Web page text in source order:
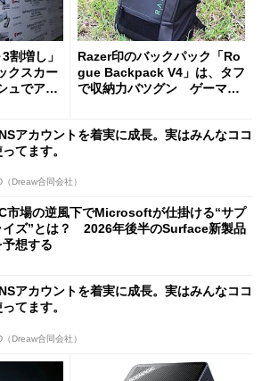
割増し」
クスカー
ュでアキ
Razer印のバックパック「Ro
gue Backpack V4」は、タフ
で収納力バツグン ゲーマー
アカウントを着実に成長。実はみんなココ
てます。
（Dreaw合同会社）
市場の逆風下でMicrosoftが仕掛ける“サプ
イズ”とは？ 2026年後半のSurface新製品
予想する
アカウントを着実に成長。実はみんなココ
てます。
（Dreaw合同会社）